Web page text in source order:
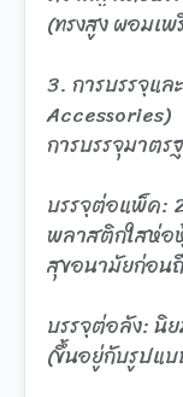
(ทรงสูง ผอมเ
3. การบรรจุแ
Accessories)
การบรรจุมาต
บรรจุต่อแพ็ค:
พลาสติกใสห่อ
สุขอนามัยก่อน
บรรจุต่อลัง: นิ
(ขึ้นอยู่กับรูปแบ